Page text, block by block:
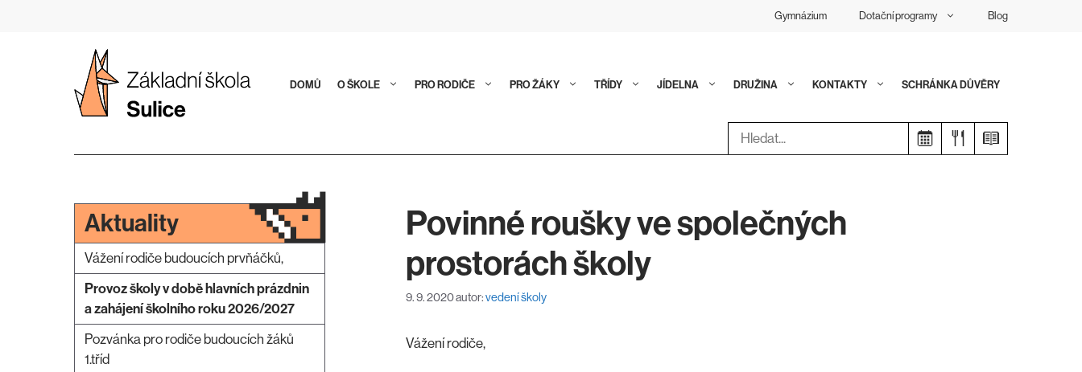
Gymnázium Dotační programy Blog
DOMŮ O ŠKOLE PRO RODIČE PRO ŽÁKY TŘÍDY JÍDELNA DRUŽINA KONTAKTY SCHRÁNKA DŮVĚRY
Hledat:
Povinné roušky ve společných
prostorách školy
9. 9. 2020autor:vedení školy
Vážení rodiče,
Aktuality
Vážení rodiče budoucích prvňáčků,
Provoz školy v době hlavních prázdnin
a zahájení školního roku 2026/2027
Pozvánka pro rodiče budoucích žáků
1.tříd